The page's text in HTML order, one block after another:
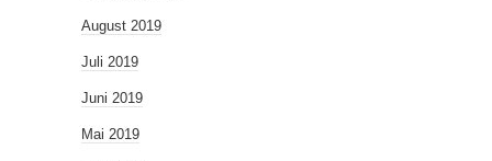
August 2019
Juli 2019
Juni 2019
Mai 2019